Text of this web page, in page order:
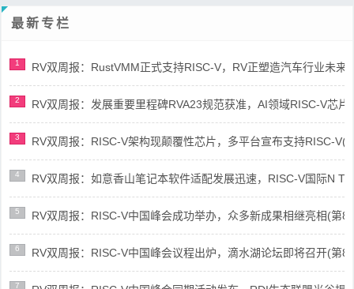
最新专栏
1 RV双周报：RustVMM正式支持RISC-V，RV正塑造汽车行业未来
2 RV双周报：发展重要里程碑RVA23规范获准，AI领域RISC-V芯
3 RV双周报：RISC-V架构现颠覆性芯片，多平台宣布支持RISC-V(
4 RV双周报：如意香山笔记本软件适配发展迅速，RISC-V国际N
5 RV双周报：RISC-V中国峰会成功举办，众多新成果相继亮相(第
6 RV双周报：RISC-V中国峰会议程出炉，滴水湖论坛即将召开(第
7